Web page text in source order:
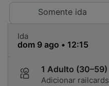
Somente ida
Ida
1 Adulto (30–59)
Adicionar railcards